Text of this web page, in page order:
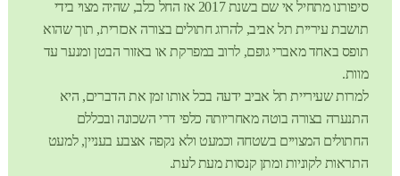
סיפורנו מתחיל אי שם בשנת 2017 אז החל כלב, שהיה מצוי בידי
תושבת עיריית תל אביב, להרוג חתולים בצורה אכזרית, תוך שהוא
תופס באחד מאברי גופם, לרוב במפרקת או באזור הבטן ומנער עד
מוות.
למרות שעיריית תל אביב ידעה בכל אותו זמן את הדברים, היא
התנערה בצורה בוטה מאחריותה כלפי דרי השכונה ובכללם
החתולים המצויים בשטחה וכמעט ולא נקפה אצבע בעניין, למעט
התראות לקוניות ומתן קנסות מעת לעת.